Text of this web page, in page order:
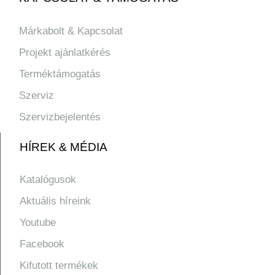
Márkabolt & Kapcsolat
Projekt ajánlatkérés
Terméktámogatás
Szerviz
Szervizbejelentés
HÍREK & MÉDIA
Katalógusok
Aktuális híreink
Youtube
Facebook
Kifutott termékek